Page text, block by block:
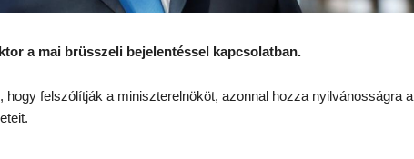
a mai brüsszeli bejelentéssel kapcsolatban.
hogy felszólítják a miniszterelnököt, azonnal hozza nyilvánosságra a